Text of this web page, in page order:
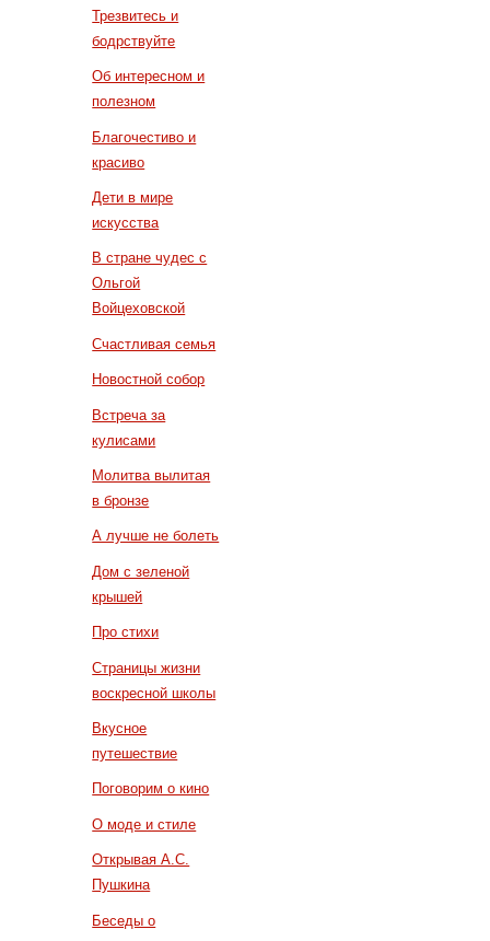
Трезвитесь и
бодрствуйте
Об интересном и
полезном
Благочестиво и
красиво
Дети в мире
искусства
В стране чудес с
Ольгой
Войцеховской
Счастливая семья
Новостной собор
Встреча за
кулисами
Молитва вылитая
в бронзе
А лучше не болеть
Дом с зеленой
крышей
Про стихи
Страницы жизни
воскресной школы
Вкусное
путешествие
Поговорим о кино
О моде и стиле
Открывая А.С.
Пушкина
Беседы о